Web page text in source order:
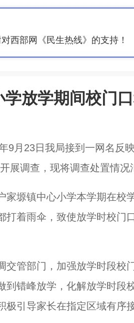
西部网《民生热线》的支持！
放学期间校门
9月23日我局接到一网名反
展调查，现将调查处置情况
家塬镇中心小学本学期在校
打着雨伞，致使放学时校门
交管部门，加强放学时段校
到错峰放学，化解放学时段
引导家长在指定区域有序